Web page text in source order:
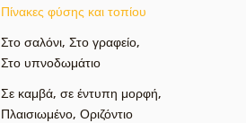
Πίνακες φύσης και τοπίου
Στο σαλόνι, Στο γραφείο,
Στο υπνοδωμάτιο
Σε καμβά, σε έντυπη μορφή,
Πλαισιωμένο, Οριζόντιο